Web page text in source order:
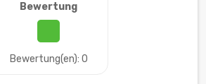
Bewertung
Bewertung(en): 0